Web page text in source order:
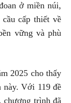
ở miền núi,
cấp thiết về
vững và phù
2025 cho thấy
này. Với 119 đề
chương trình đã